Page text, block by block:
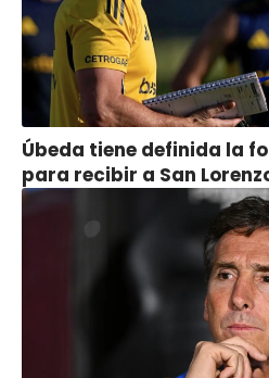
Úbeda tiene definida la
para recibir a San